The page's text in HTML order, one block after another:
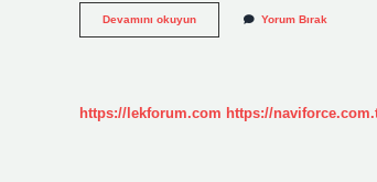
Devamını okuyunÇay
Fiyatları
Yorum Bırak
https://lekforum.com https://